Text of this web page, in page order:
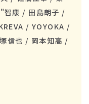
智康 / 田島朗子 /
/ YOYOKA /
信也 / 岡本知高 /